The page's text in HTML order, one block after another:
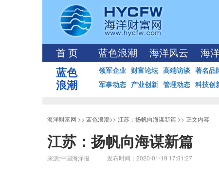
首 页 蓝色浪潮 海洋风云 海
蓝色
浪潮
领军企业 财富论坛 高端访谈 著名品
军事动态 产业创新 管理动态 科技创
海洋财富网 >> 蓝色浪潮>> 江苏：扬帆向海谋新篇 >> 正文内容
江苏：扬帆向海谋新篇
来源:中国海洋报 发布时间：2020-01-19 17:31:27